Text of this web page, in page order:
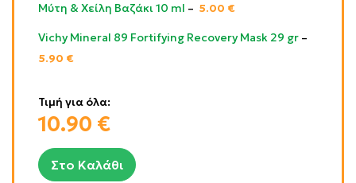
Τιμή για όλα:
10.90 €
Στο Καλάθι
Μύτη & Χείλη Βαζάκι 10 ml – 5.00 €
Vichy Mineral 89 Fortifying Recovery Mask 29 gr –
5.90 €